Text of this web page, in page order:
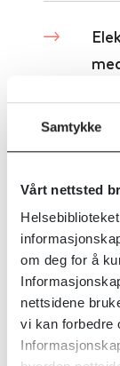
Samtykke
Vårt nettsted
om deg for å
nettsidene
vi kan forbedre